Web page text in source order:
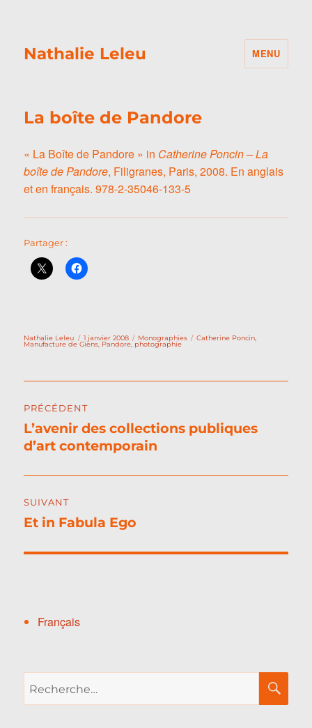
Nathalie Leleu MENU
La boîte de Pandore
« La Boîte de Pandore » in Catherine Poncin – La
boîte de Pandore, Filigranes, Paris, 2008. En anglais
et en français. 978-2-35046-133-5
Partager :
Auteur
Nathalie Leleu
Publié
le
1 janvier 2008 Catégories
Monographies Étiquettes
Catherine Poncin
Manufacture de Giens Pandore photographie
de
l’article
PRÉCÉDENT
Publication
précédente :
L’avenir des collections publiques
d’art contemporain
SUIVANT
Publication
Et in Fabula Ego
Français
pour :